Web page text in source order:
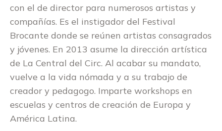
con el de director para numerosos artistas y
compañías. Es el instigador del Festival
Brocante donde se reúnen artistas consagrados
y jóvenes. En 2013 asume la dirección artística
de La Central del Circ. Al acabar su mandato,
vuelve a la vida nómada y a su trabajo de
creador y pedagogo. Imparte workshops en
escuelas y centros de creación de Europa y
América Latina.